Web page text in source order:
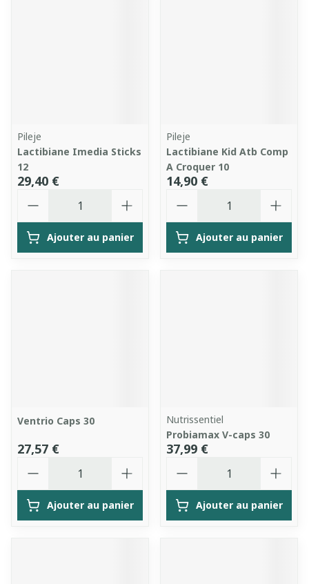
Pileje
Lactibiane Imedia Sticks
12
29,40 €
Ajouter au panier
Pileje
Lactibiane Kid Atb Comp
A Croquer 10
14,90 €
Ajouter au panier
Ventrio Caps 30
27,57 €
Ajouter au panier
Nutrissentiel
Probiamax V-caps 30
37,99 €
Ajouter au panier